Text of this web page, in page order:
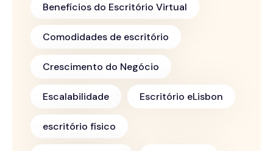
Benefícios do Escritório Virtual
Comodidades de escritório
Crescimento do Negócio
Escalabilidade Escritório eLisbon
escritório físico